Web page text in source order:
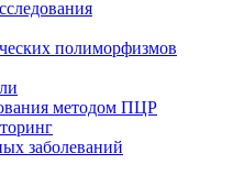
полиморфизмов
методом ПЦР
заболеваний